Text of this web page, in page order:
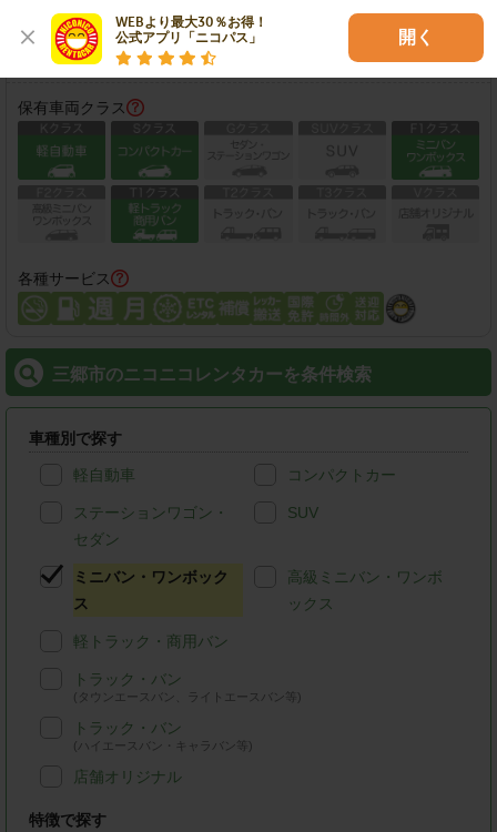
WEBより最大30％お得！
公式アプリ「ニコパス」
開く
この店舗で予約する
保有車両クラス
各種サービス
三郷市のニコニコレンタカーを条件検索
車種別で探す
軽自動車 コンパクトカー
ステーションワゴン・
セダン
SUV
ミニバン・ワンボック
ス
高級ミニバン・ワンボ
ックス
軽トラック・商用バン
トラック・バン
(タウンエースバン、ライトエースバン等)
トラック・バン
(ハイエースバン・キャラバン等)
店舗オリジナル
特徴で探す